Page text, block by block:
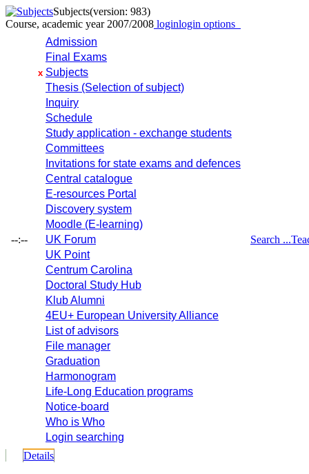
Subjects(version: 983)
Course, academic year 2007/2008 loginlogin options
--:--
Admission
Final Exams
x Subjects
Thesis (Selection of subject)
Inquiry
Schedule
Study application - exchange students
Committees
Invitations for state exams and defences
Central catalogue
E-resources Portal
Discovery system
Moodle (E-learning)
UK Forum
UK Point
Centrum Carolina
Doctoral Study Hub
Klub Alumni
4EU+ European University Alliance
List of advisors
File manager
Graduation
Harmonogram
Life-Long Education programs
Notice-board
Who is Who
Login searching
Search ...
Details